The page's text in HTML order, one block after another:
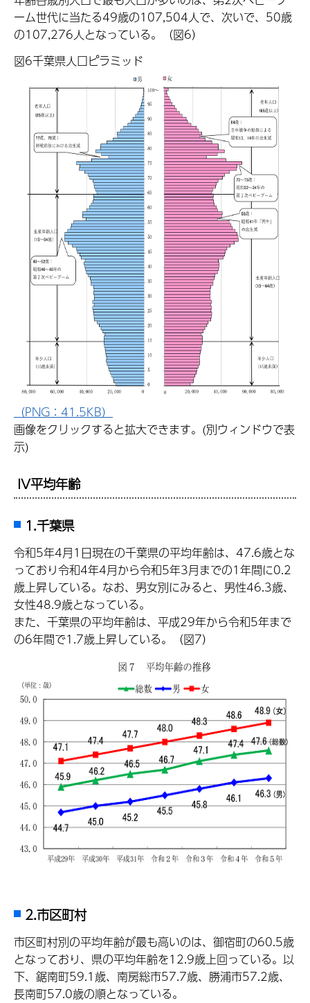
ーム世代に当たる49歳の107,504人で、次いで、50歳
の107,276人となっている。（図6）
図6千葉県人口ピラミッド
（PNG：41.5KB）
画像をクリックすると拡大できます。(別ウィンドウで表
示)
IV平均年齢
1.千葉県
令和5年4月1日現在の千葉県の平均年齢は、47.6歳とな
っており令和4年4月から令和5年3月までの1年間に0.2
歳上昇している。なお、男女別にみると、男性46.3歳、
女性48.9歳となっている。
また、千葉県の平均年齢は、平成29年から令和5年まで
の6年間で1.7歳上昇している。（図7）
2.市区町村
市区町村別の平均年齢が最も高いのは、御宿町の60.5歳
となっており、県の平均年齢を12.9歳上回っている。以
下、鋸南町59.1歳、南房総市57.7歳、勝浦市57.2歳、
長南町57.0歳の順となっている。